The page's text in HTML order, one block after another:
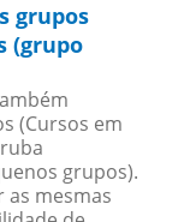
grupos
(grupo
(Cursos em
grupos).
mesmas